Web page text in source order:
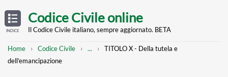
TABLE
OF
CONTENTS
INDICE
main
Codice Civile online
Il Codice Civile italiano, sempre aggiornato. BETA
Breadcrumb
Home Codice Civile
Mostra
...
TITOLO X - Della tutela e
dell’emancipazione